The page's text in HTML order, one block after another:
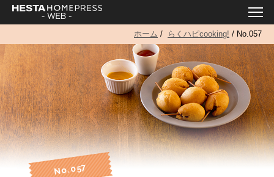
ホーム / らくハピcooking! / No.057
No.057